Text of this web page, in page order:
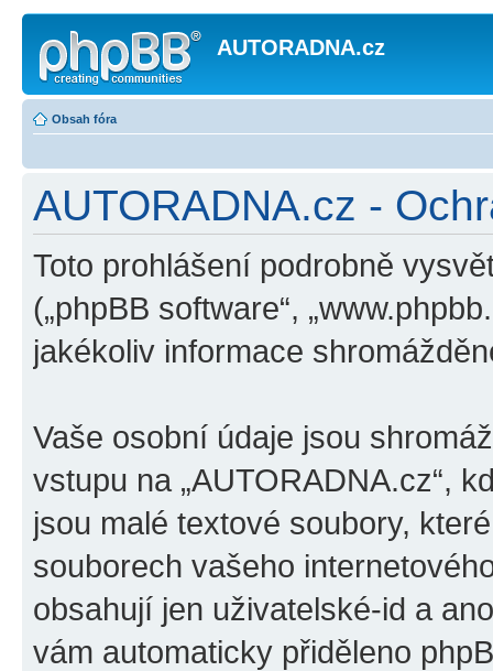
AUTORADNA.cz
Obsah fóra
AUTORADNA.cz -
Toto prohlášení podrobně
(„phpBB software“,
jakékoliv informace
Vaše osobní údaje jsou
vstupu na „AUTORADNA.cz“,
jsou malé textové soubory,
souborech vašeho
obsahují jen uživatelské-id a
vám automaticky přiděleno